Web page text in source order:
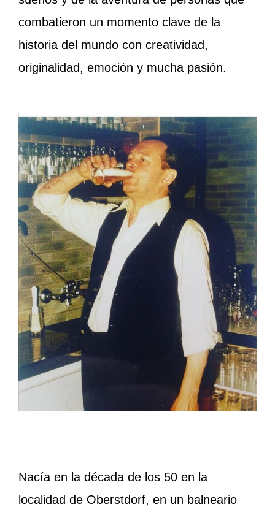
combatieron un momento clave de la
historia del mundo con creatividad,
originalidad, emoción y mucha pasión.
Nacía en la década de los 50 en la
localidad de Oberstdorf, en un balneario